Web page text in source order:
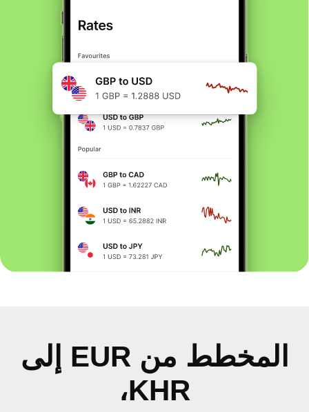
المخطط من EUR إلى
KHR،